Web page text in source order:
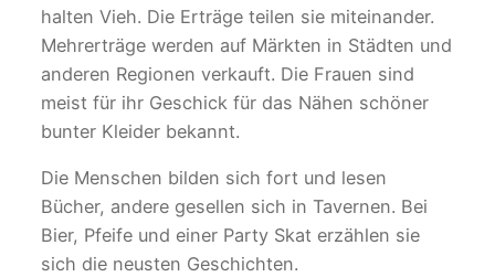
halten Vieh. Die Erträge teilen sie miteinander.
Mehrerträge werden auf Märkten in Städten und
anderen Regionen verkauft. Die Frauen sind
meist für ihr Geschick für das Nähen schöner
bunter Kleider bekannt.
Die Menschen bilden sich fort und lesen
Bücher, andere gesellen sich in Tavernen. Bei
Bier, Pfeife und einer Party Skat erzählen sie
sich die neusten Geschichten.